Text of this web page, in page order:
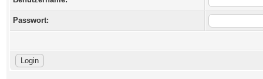
Passwort: